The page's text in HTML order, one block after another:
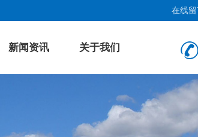
在线
新闻资讯 关于我们